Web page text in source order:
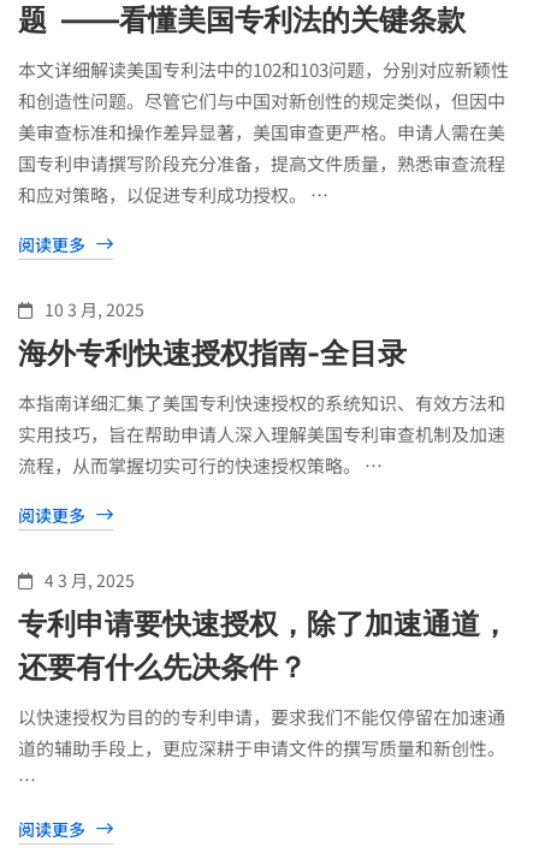
题 ——看懂美国专利法的关键条款
本文详细解读美国专利法中的102和103问题，分别对应新颖性
和创造性问题。尽管它们与中国对新创性的规定类似，但因中
美审查标准和操作差异显著，美国审查更严格。申请人需在美
国专利申请撰写阶段充分准备，提高文件质量，熟悉审查流程
和应对策略，以促进专利成功授权。 …
阅读更多
10 3 月, 2025
海外专利快速授权指南-全目录
本指南详细汇集了美国专利快速授权的系统知识、有效方法和
实用技巧，旨在帮助申请人深入理解美国专利审查机制及加速
流程，从而掌握切实可行的快速授权策略。 …
阅读更多
4 3 月, 2025
专利申请要快速授权，除了加速通道，
还要有什么先决条件？
以快速授权为目的的专利申请，要求我们不能仅停留在加速通
道的辅助手段上，更应深耕于申请文件的撰写质量和新创性。
…
阅读更多